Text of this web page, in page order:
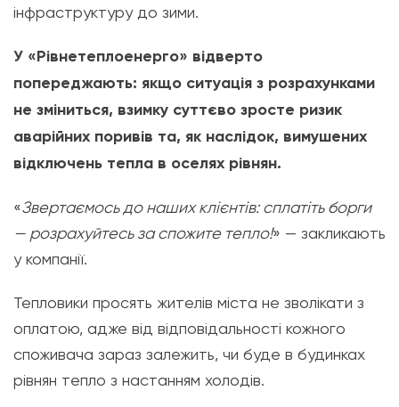
інфраструктуру до зими.
У «Рівнетеплоенерго» відверто
попереджають: якщо ситуація з розрахунками
не зміниться, взимку суттєво зросте ризик
аварійних поривів та, як наслідок, вимушених
відключень тепла в оселях рівнян.
«Звертаємось до наших клієнтів: сплатіть борги
— розрахуйтесь за спожите тепло!» — закликають
у компанії.
Тепловики просять жителів міста не зволікати з
оплатою, адже від відповідальності кожного
споживача зараз залежить, чи буде в будинках
рівнян тепло з настанням холодів.